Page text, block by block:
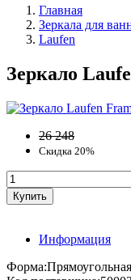
Главная
Зеркала для
Laufen
Зеркало
26 248
Скидка 20%
Информация
Форма:Прямоугольная